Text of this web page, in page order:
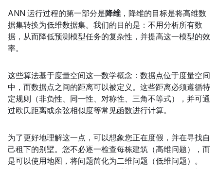
ANN 运行过程的第一部分是降维 ，降维的目标是将高维数
据集转换为低维数据集。我们的目的是：不用分析所有数
据，从而降低预测模型任务的复杂性，并提高这一模型的效
率。
这些算法基于度量空间这一数学概念：数据点位于度量空间
中，而数据点之间的距离可以被定义。这些距离必须遵循特
定规则（非负性、同一性、对称性、三角不等式），并可通
过欧氏距离或余弦相似度等常见函数进行计算。
为了更好地理解这一点，可以想象您正在度假，并在寻找自
己租下的别墅。您不必逐一检查每栋建筑（高维问题），而
是可以使用地图，将问题简化为二维问题（低维问题）。